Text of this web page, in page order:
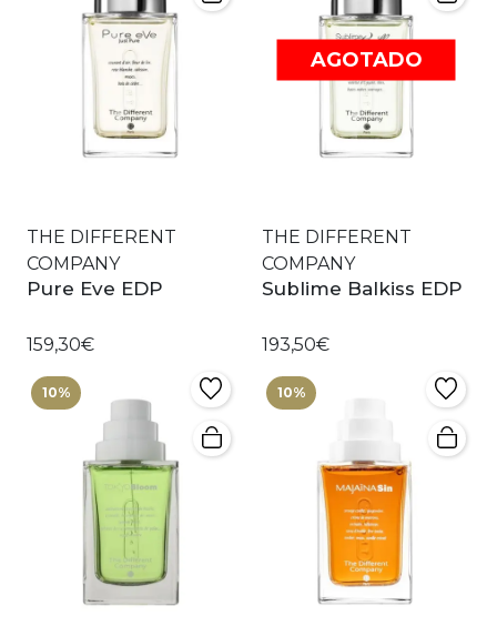
THE DIFFERENT
COMPANY
Pure Eve EDP
159,30€
AGOTADO
THE DIFFERENT
COMPANY
Sublime Balkiss EDP
193,50€
10% 10%